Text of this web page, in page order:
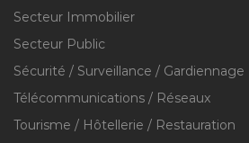
Secteur Immobilier
Secteur Public
Sécurité / Surveillance / Gardiennage
Télécommunications / Réseaux
Tourisme / Hôtellerie / Restauration